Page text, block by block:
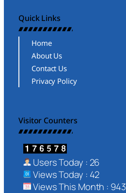
Quick Links
Home
About Us
Contact Us
Privacy Policy
Visitor Counters
Users Today : 26
Views Today : 42
Views This Month : 943